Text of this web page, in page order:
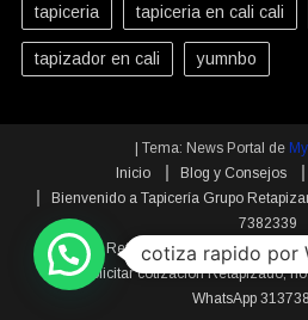
tapiceria tapiceria en cali cali
tapizador en cali yumnbo
| Tema: News Portal de
Inicio
Blog y Consejos
Bienvenido a Tapicería Grupo
7382339
Retapizado sillas de Comedor
Solicitar cotización Retapizado, no
WhatsApp
cotiza rapido por